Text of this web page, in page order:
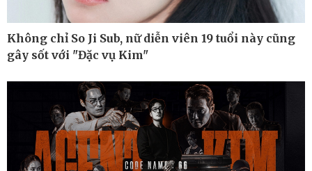
Thế giới
Cuộc sống đó đây
Video
E-Magazine
Infographic
Không chỉ So Ji Sub, nữ diễn viên 19 tuổi này cũng
gây sốt với "Đặc vụ Kim"